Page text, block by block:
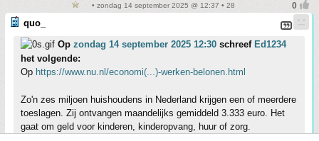
• zondag 14 september 2025 @ 12:37 • 28
quo_
Op zondag 14 september 2025 12:30 schreef Ed1234
het volgende:
Op https://www.nu.nl/economi(...)-werken-belonen.html
Zo'n zes miljoen huishoudens in Nederland krijgen een of meerdere
toeslagen. Zij ontvangen maandelijks gemiddeld 3.333 euro. Het
gaat om geld voor kinderen, kinderopvang, huur of zorg.